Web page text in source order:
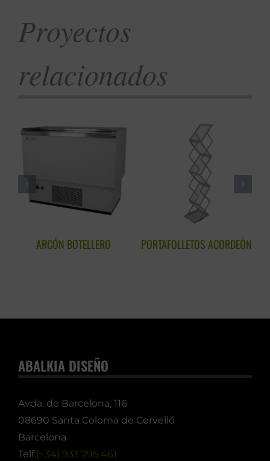
Proyectos
relacionados
ARCÓN BOTELLERO PORTAFOLLETOS ACORDEÓN
ABALKIA DISEÑO
Avda. de Barcelona, 116
08690 Santa Coloma de Cervelló
Barcelona
Telf.(+34) 933 795 461